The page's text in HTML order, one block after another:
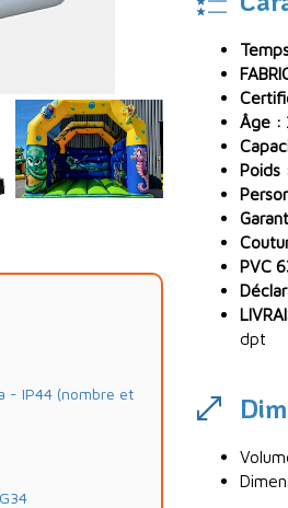
- IP44 (nombre et
Âge :
Poids
PVC
dpt